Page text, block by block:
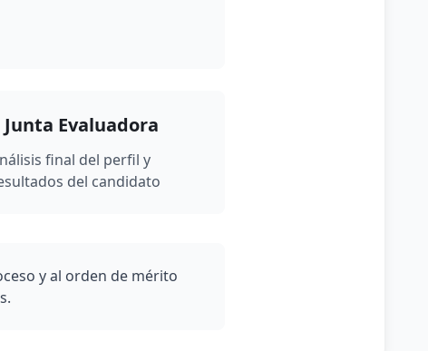
Junta Evaluadora
final del perfil y
del candidato
y al orden de mérito